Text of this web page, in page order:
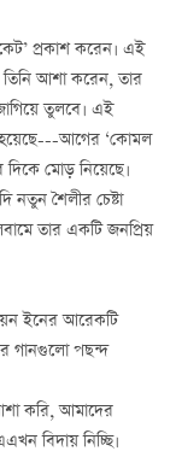
প্রকাশ করেন। এই
তিনি আশা করেন, তার
তুলবে। এই
হয়েছে---আগের ‘কোমল
মোড় নিয়েছে।
নতুন শৈলীর চেষ্টা
তার একটি জনপ্রিয়
ইনের আরেকটি
গানগুলো পছন্দ
করি, আমাদের
বিদায় নিচ্ছি।